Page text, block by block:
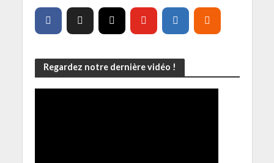
Regardez notre dernière vidéo !